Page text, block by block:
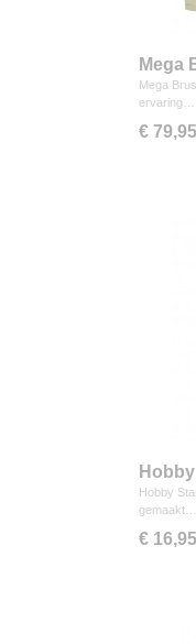
Mega
Mega
ervaring…
€ 79,95
Hobby
gemaakt…
€ 16,95